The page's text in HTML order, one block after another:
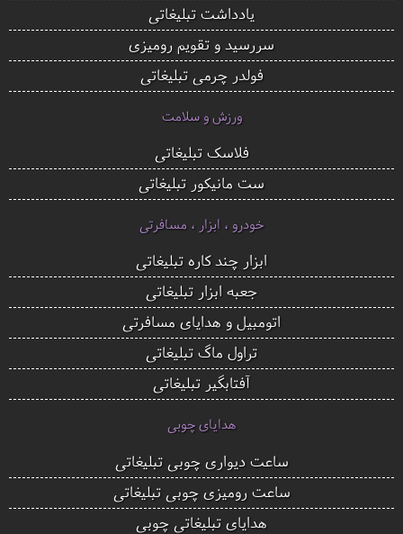
یادداشت تبلیغاتی
سررسید و تقویم رومیزی
فولدر چرمی تبلیغاتی
ورزش و سلامت
فلاسک تبلیغاتی
ست مانیکور تبلیغاتی
خودرو ، ابزار ، مسافرتی
ابزار چند کاره تبلیغاتی
جعبه ابزار تبلیغاتی
اتومبیل و هدایای مسافرتی
تراول ماگ تبلیغاتی
آفتابگیر تبلیغاتی
هدایای چوبی
ساعت دیواری چوبی تبلیغاتی
ساعت رومیزی چوبی تبلیغاتی
هدایای تبلیغاتی چوبی